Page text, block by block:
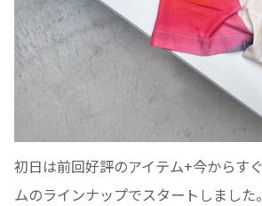
初日は前回好評のアイテム+今からす
ムのラインナップでスタートしました